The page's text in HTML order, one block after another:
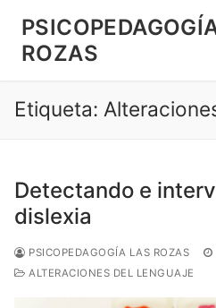
contenido
ROZAS
Search for:
Etiqueta:
Detectando e
dislexia
PSICOPEDAGOGÍA LAS ROZAS
ALTERACIONES DEL LENGUAJE